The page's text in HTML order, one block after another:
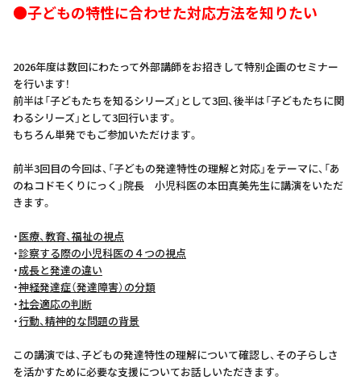
●子どもの特性に合わせた対応方法を知りたい
2026年度は数回にわたって外部講師をお招きして特別企画のセミナー
を行います！
前半は「子どもたちを知るシリーズ」として3回、後半は「子どもたちに関
わるシリーズ」として3回行います。
もちろん単発でもご参加いただけます。
前半3回目の今回は、「子どもの発達特性の理解と対応」をテーマに、「あ
のねコドモくりにっく」院長 小児科医の本田真美先生に講演をいただ
きます。
・医療、教育、福祉の視点
・診察する際の小児科医の４つの視点
・成長と発達の違い
・神経発達症（発達障害）の分類
・社会適応の判断
・行動、精神的な問題の背景
この講演では、子どもの発達特性の理解について確認し、その子らしさ
を活かすために必要な支援についてお話しいただきます。